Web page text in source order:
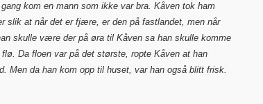
kom en mann som ikke var bra. Kåven tok ham
slik at når det er fjære, er den på fastlandet, men når
skulle være der på øra til Kåven sa han skulle komme
Da floen var på det største, ropte Kåven at han
Men da han kom opp til huset, var han også blitt frisk.